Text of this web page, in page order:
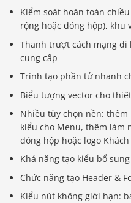
Kiểm soát hoàn toàn
rộng hoặc đóng hộp), khu
Thanh trượt cách mạng đi
cung cấp
Trình tạo phần tử nhanh
Biểu tượng vector cho
Nhiều tùy chọn nền:
kiểu cho Menu, thêm làm
đóng hộp hoặc logo
Khả năng tạo kiểu bổ
Chức năng tạo Header &
Kiểu nút không giới hạn: